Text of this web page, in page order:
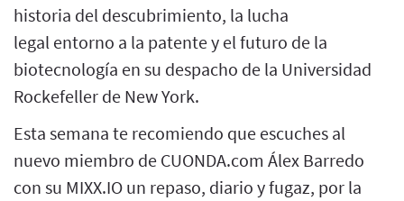
historia del descubrimiento, la lucha
legal entorno a la patente y el futuro de la
biotecnología en su despacho de la Universidad
Rockefeller de New York.
Esta semana te recomiendo que escuches al
nuevo miembro de CUONDA.com Álex Barredo
con su MIXX.IO un repaso, diario y fugaz, por la